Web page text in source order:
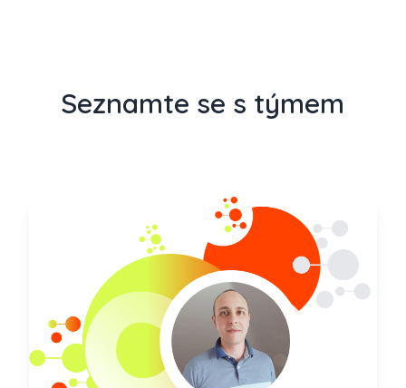
Seznamte se s týmem